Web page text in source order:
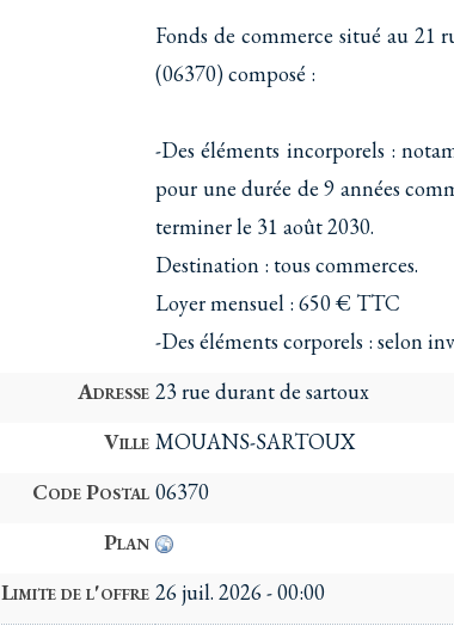
Fonds de commerce situé au
(06370) composé :
-Des éléments incorporels :
pour une durée de 9 années
terminer le 31 août 2030.
Destination : tous commerces.
Loyer mensuel : 650 € TTC
-Des éléments corporels : selon
Adresse 23 rue durant de sartoux
Ville MOUANS-SARTOUX
Code Postal 06370
Plan
de l'offre 26 juil. 2026 - 00:00